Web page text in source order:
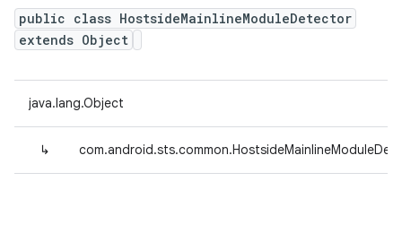
public class HostsideMainlineModuleDetector
extends Object
java.lang.Object
↳